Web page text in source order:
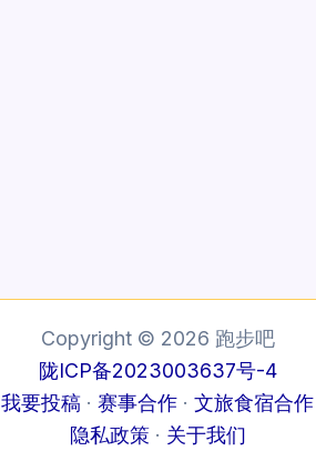
Copyright © 2026 跑步吧
陇ICP备2023003637号-4
我要投稿 · 赛事合作 · 文旅食宿合作
隐私政策· 关于我们